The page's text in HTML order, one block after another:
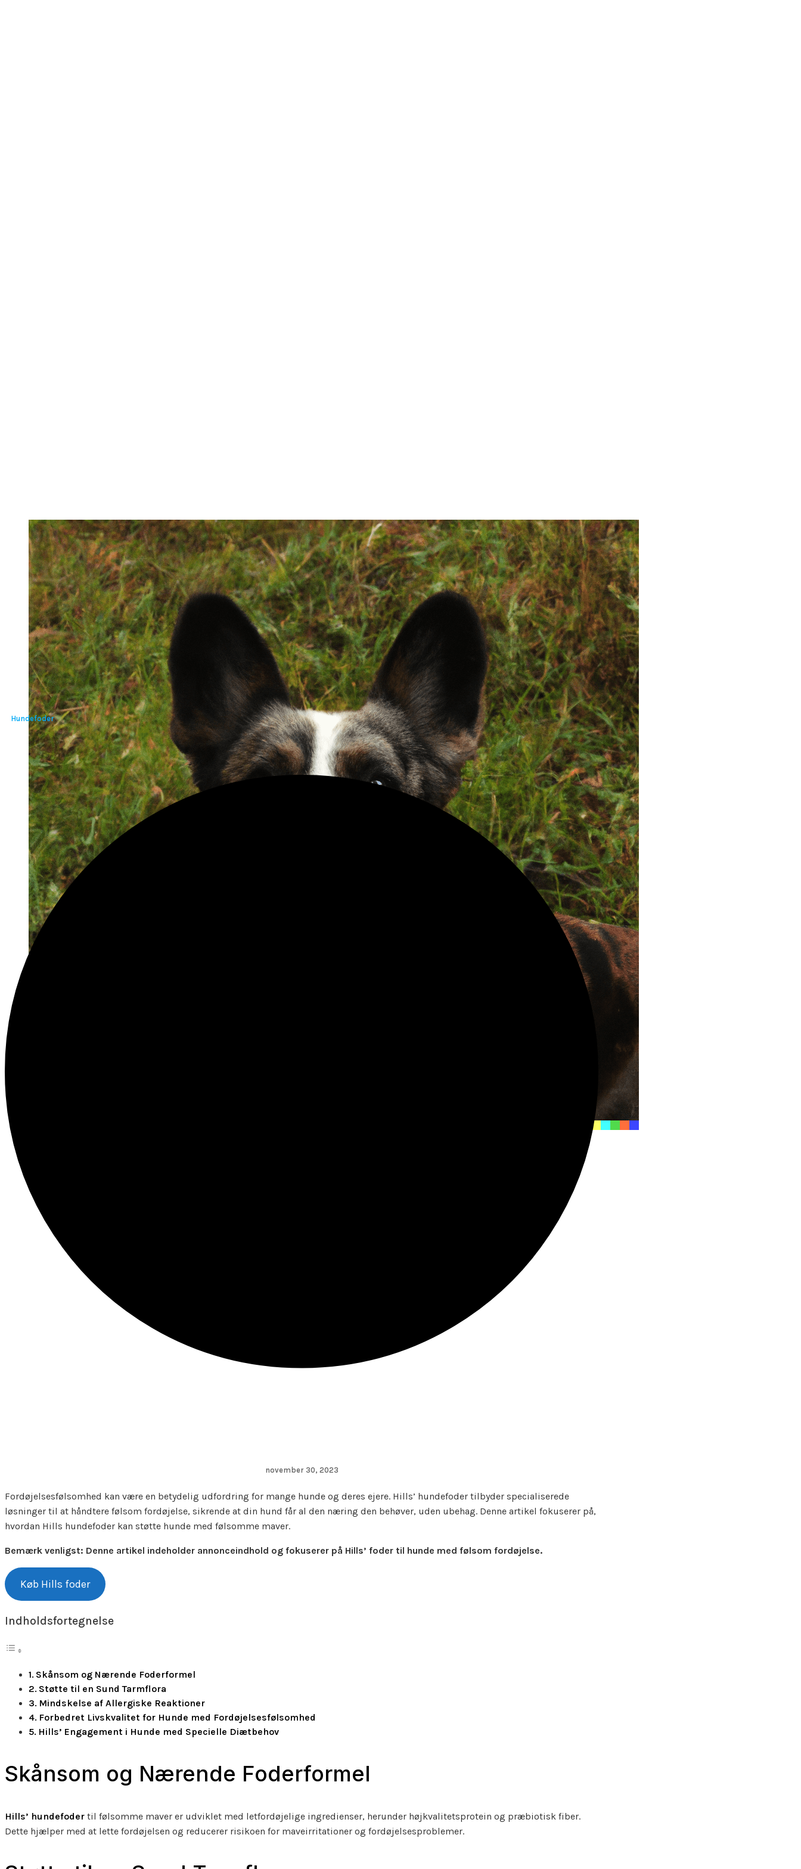
Hundefoder
november 30, 2023
Fordøjelsesfølsomhed kan være en betydelig udfordring for mange hunde og deres ejere. Hills’ hundefoder tilbyder specialiserede
løsninger til at håndtere følsom fordøjelse, sikrende at din hund får al den næring den behøver, uden ubehag. Denne artikel fokuserer på,
hvordan Hills hundefoder kan støtte hunde med følsomme maver.
Bemærk venligst: Denne artikel indeholder annonceindhold og fokuserer på Hills’ foder til hunde med følsom fordøjelse.
Køb Hills foder
Indholdsfortegnelse
Skånsom og Nærende Foderformel
Støtte til en Sund Tarmflora
Mindskelse af Allergiske Reaktioner
Forbedret Livskvalitet for Hunde med Fordøjelsesfølsomhed
Hills’ Engagement i Hunde med Specielle Diætbehov
Skånsom og Nærende Foderformel
Hills’ hundefoder til følsomme maver er udviklet med letfordøjelige ingredienser, herunder højkvalitetsprotein og præbiotisk fiber.
Dette hjælper med at lette fordøjelsen og reducerer risikoen for maveirritationer og fordøjelsesproblemer.